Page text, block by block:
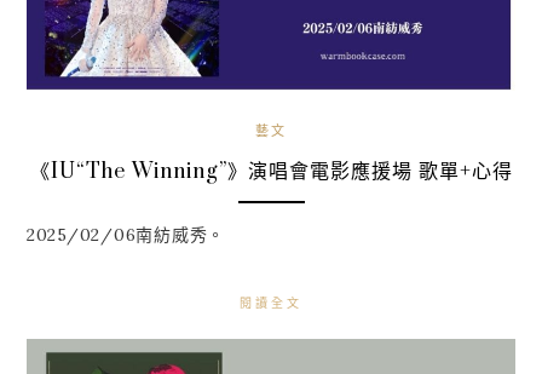
藝文
《IU“The Winning”》演唱會電影應援場 歌單+心得
2025/02/06南紡威秀。
閱讀全文